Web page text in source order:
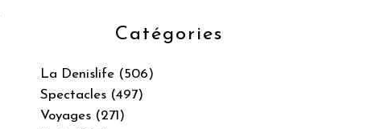
Catégories
La Denislife (506)
Spectacles (497)
Voyages (271)